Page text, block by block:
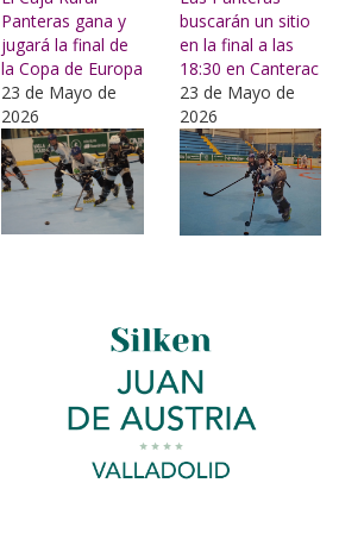
Panteras gana y
jugará la final de
la Copa de Europa
23 de Mayo de
2026
buscarán un sitio
en la final a las
18:30 en Canterac
23 de Mayo de
2026